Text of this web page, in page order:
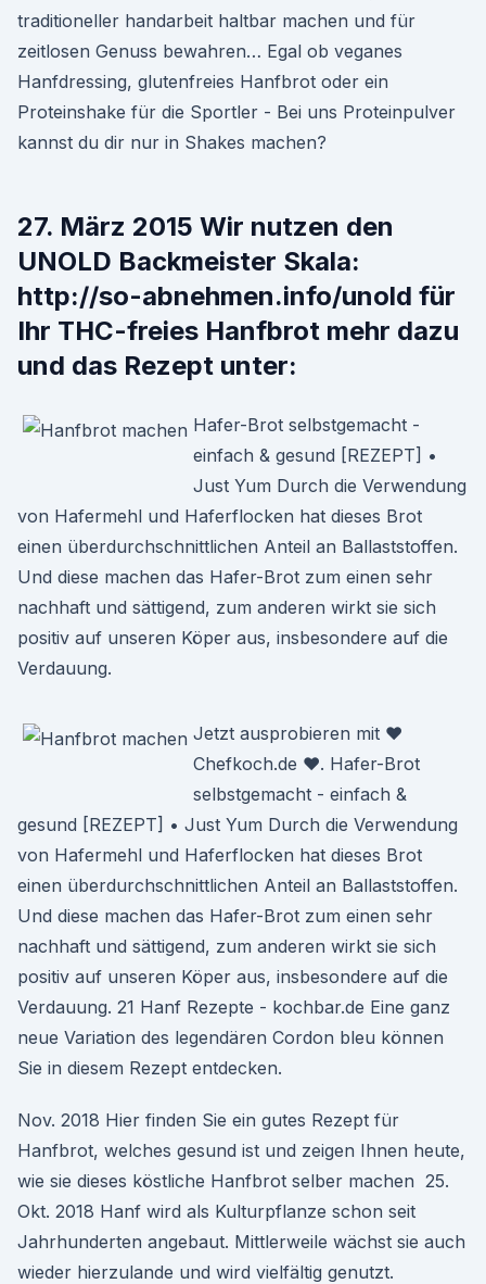
traditioneller handarbeit haltbar machen und für
zeitlosen Genuss bewahren… Egal ob veganes
Hanfdressing, glutenfreies Hanfbrot oder ein
Proteinshake für die Sportler - Bei uns Proteinpulver
kannst du dir nur in Shakes machen?
27. März 2015 Wir nutzen den
UNOLD Backmeister Skala:
http://so-abnehmen.info/unold für
Ihr THC-freies Hanfbrot mehr dazu
und das Rezept unter:
Hafer-Brot selbstgemacht -
einfach & gesund [REZEPT] •
Just Yum Durch die Verwendung
von Hafermehl und Haferflocken hat dieses Brot
einen überdurchschnittlichen Anteil an Ballaststoffen.
Und diese machen das Hafer-Brot zum einen sehr
nachhaft und sättigend, zum anderen wirkt sie sich
positiv auf unseren Köper aus, insbesondere auf die
Verdauung.
Jetzt ausprobieren mit ♥
Chefkoch.de ♥. Hafer-Brot
selbstgemacht - einfach &
gesund [REZEPT] • Just Yum Durch die Verwendung
von Hafermehl und Haferflocken hat dieses Brot
einen überdurchschnittlichen Anteil an Ballaststoffen.
Und diese machen das Hafer-Brot zum einen sehr
nachhaft und sättigend, zum anderen wirkt sie sich
positiv auf unseren Köper aus, insbesondere auf die
Verdauung. 21 Hanf Rezepte - kochbar.de Eine ganz
neue Variation des legendären Cordon bleu können
Sie in diesem Rezept entdecken.
Nov. 2018 Hier finden Sie ein gutes Rezept für
Hanfbrot, welches gesund ist und zeigen Ihnen heute,
wie sie dieses köstliche Hanfbrot selber machen 25.
Okt. 2018 Hanf wird als Kulturpflanze schon seit
Jahrhunderten angebaut. Mittlerweile wächst sie auch
wieder hierzulande und wird vielfältig genutzt.